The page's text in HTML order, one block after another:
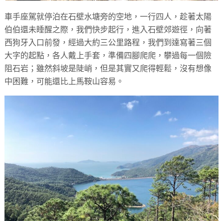
車手座駕就停泊在石壁水塘旁的空地，一行四人，趁著太陽
伯伯還未睡醒之際，我們快步起行，進入石壁郊遊徑，向著
西狗牙入口前發，經過大約三公里路程，我們到達寫著三個
大字的起點，各人戴上手套，準備四腳爬爬，攀過每一個險
阻石岩；雖然斜坡是陡峭，但是其實又爬得輕鬆，沒有想像
中困難，可能還比上馬鞍山容易。